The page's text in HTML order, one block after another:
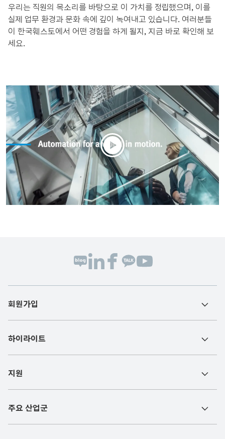
우리는 직원의 목소리를 바탕으로 이 가치를 정립했으며, 이를
실제 업무 환경과 문화 속에 깊이 녹여내고 있습니다. 여러분들
이 한국훼스토에서 어떤 경험을 하게 될지, 지금 바로 확인해 보
세요.
회원가입
하이라이트
지원
주요 산업군